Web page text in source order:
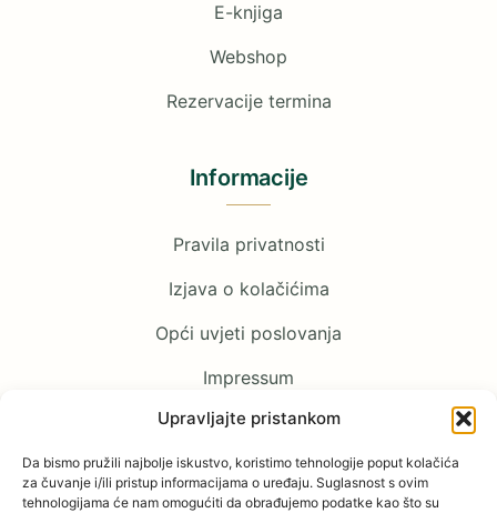
Upravljajte pristankom
Da bismo pružili najbolje iskustvo, koristimo tehnologije poput kolačića
za čuvanje i/ili pristup informacijama o uređaju. Suglasnost s ovim
tehnologijama će nam omogućiti da obrađujemo podatke kao što su
E-knjiga
Webshop
Rezervacije termina
Informacije
Pravila privatnosti
Izjava o kolačićima
Opći uvjeti poslovanja
Impressum
Pratite nas